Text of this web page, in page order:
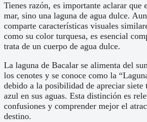
Tienes razón, es importante aclarar que
mar, sino una laguna de agua dulce.
comparte características visuales
como su color turquesa, es esencial
trata de un cuerpo de agua dulce.
La laguna de Bacalar se alimenta del
los cenotes y se conoce como la
debido a la posibilidad de apreciar siete
azul en sus aguas. Esta distinción es
confusiones y comprender mejor el
destino.